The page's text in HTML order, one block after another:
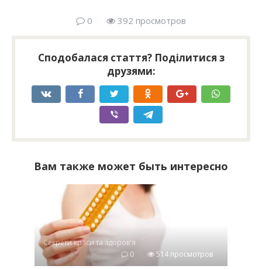
0 392 просмотров
Сподобалася стаття? Поділитися з
друзями:
Вам также может быть интересно
Секрети краси та здоров'я
0
514 просмотров